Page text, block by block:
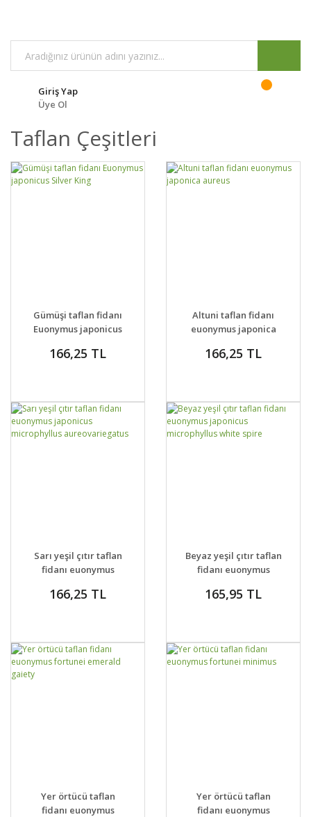
Giriş Yap
Üye Ol
Taflan Çeşitleri
DETAYLAR
VER
Gümüşi taflan fidanı
Euonymus japonicus
166,25 TL
DETAYLAR
VER
Altuni taflan fidanı
euonymus japonica
166,25 TL
DETAYLAR
VER
Sarı yeşil çıtır taflan
fidanı euonymus
microphyllus
166,25 TL
DETAYLAR
VER
Beyaz yeşil çıtır taflan
fidanı euonymus
microphyllus white
165,95 TL
DETAYLAR
VER
Yer örtücü taflan
fidanı euonymus
DETAYLAR
VER
Yer örtücü taflan
fidanı euonymus